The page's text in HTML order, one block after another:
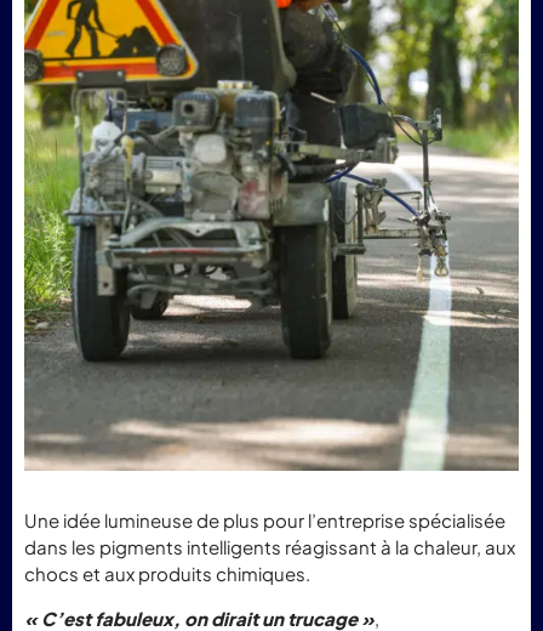
Une idée lumineuse de plus pour l’entreprise spécialisée
dans les pigments intelligents réagissant à la chaleur, aux
chocs et aux produits chimiques.
« C’est fabuleux, on dirait un trucage »,